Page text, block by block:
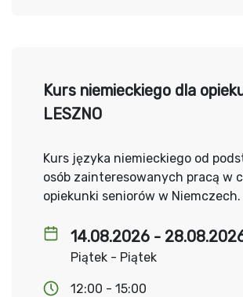
14.08.2026 -
Piątek - Piątek
12:00 - 15:00
Kurs niemieckiego dla
LESZNO
Kurs języka niemieckiego od
osób zainteresowanych pracą w
opiekunki seniorów w Niemczech.